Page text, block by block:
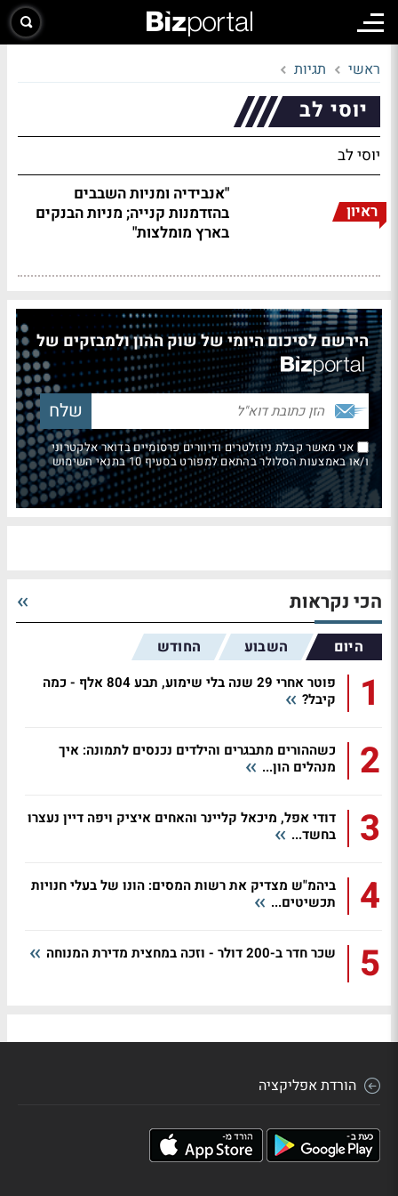
ראשי תגיות
יוסי לב
יוסי לב
ראיון
"אנבידיה ומניות השבבים
בהזדמנות קנייה; מניות הבנקים
בארץ מומלצות"
הירשם לסיכום היומי של שוק ההון ולמבזקים של
אני מאשר קבלת ניוזלטרים ודיוורים פרסומיים בדואר אלקטרוני
ו/או באמצעות הסלולר בהתאם למפורט בסעיף 10 בתנאי השימוש
הכי נקראות
היום השבוע החודש
1
פוטר אחרי 29 שנה בלי שימוע, תבע 804 אלף - כמה
קיבל?
2
כשההורים מתבגרים והילדים נכנסים לתמונה: איך
מנהלים הון...
3
דודי אפל, מיכאל קליינר והאחים איציק ויפה דיין נעצרו
בחשד...
4
ביהמ"ש מצדיק את רשות המסים: הונו של בעלי חנויות
תכשיטים...
5 שכר חדר ב-200 דולר - וזכה במחצית מדירת המנוחה
הורדת אפליקציה